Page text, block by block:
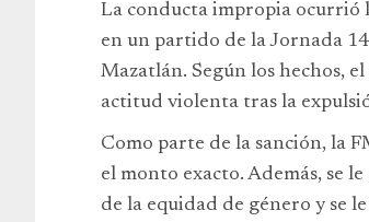
La conducta impropia ocurrió
en un partido de la Jornada
Mazatlán. Según los hechos,
actitud violenta tras la
Como parte de la sanción, la
el monto exacto. Además, se
de la equidad de género y se